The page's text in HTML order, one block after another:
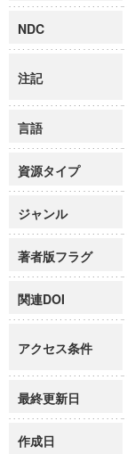
NDC
注記
言語
資源タイプ
ジャンル
著者版フラグ
関連DOI
アクセス条件
最終更新日
作成日